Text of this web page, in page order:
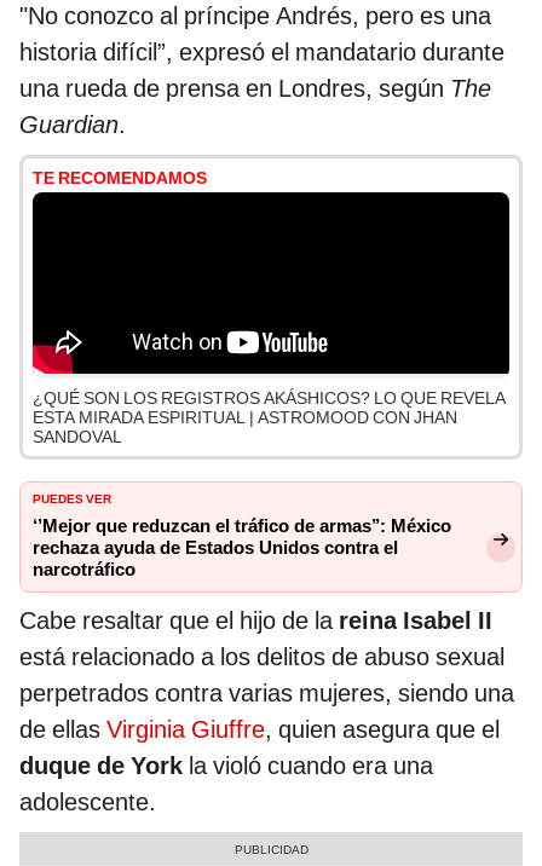
"No conozco al príncipe Andrés, pero es una
historia difícil”, expresó el mandatario durante
una rueda de prensa en Londres, según The
Guardian.
TE RECOMENDAMOS
¿QUÉ SON LOS REGISTROS AKÁSHICOS? LO QUE REVELA
ESTA MIRADA ESPIRITUAL | ASTROMOOD CON JHAN
SANDOVAL
PUEDES VER
‘’Mejor que reduzcan el tráfico de armas’’: México
rechaza ayuda de Estados Unidos contra el
narcotráfico
Cabe resaltar que el hijo de la reina Isabel II
está relacionado a los delitos de abuso sexual
perpetrados contra varias mujeres, siendo una
de ellas Virginia Giuffre, quien asegura que el
duque de York la violó cuando era una
adolescente.